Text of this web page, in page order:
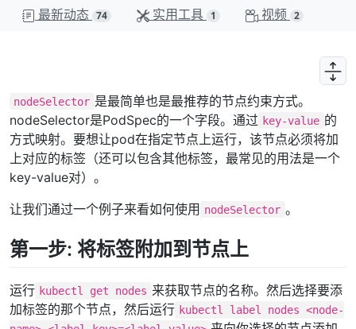
最新动态 74 实用工具 1 视频 2
nodeSelector 是最简单也是最推荐的节点约束方式。
nodeSelector是PodSpec的一个字段。通过 key-value 的
方式映射。要想让pod在指定节点上运行，该节点必须将加
上对应的标签（还可以包含其他标签，最常见的用法是一个
key-value对）。
让我们通过一个例子来看如何使用 nodeSelector 。
第一步: 将标签附加到节点上
运行 kubectl get nodes 来获取节点的名称。然后选择要添
加标签的那个节点，然后运行 kubectl label nodes <node-